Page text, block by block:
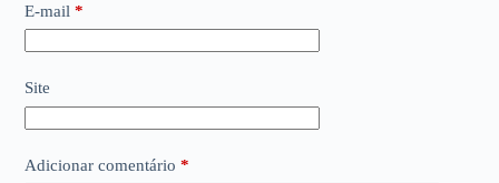
E-mail *
Site
Adicionar comentário *